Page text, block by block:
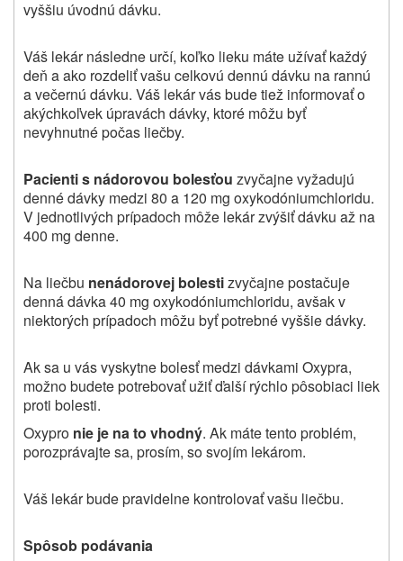
vyššiu úvodnú dávku.
Váš lekár následne určí, koľko lieku máte užívať každý
deň a ako rozdeliť vašu celkovú dennú dávku na rannú
a večernú dávku. Váš lekár vás bude tiež informovať o
akýchkoľvek úpravách dávky, ktoré môžu byť
nevyhnutné počas liečby.
Pacienti s nádorovou bolesťou zvyčajne vyžadujú
denné dávky medzi 80 a 120 mg oxykodóniumchloridu.
V jednotlivých prípadoch môže lekár zvýšiť dávku až na
400 mg denne.
Na liečbu nenádorovej bolestizvyčajne postačuje
denná dávka 40 mg oxykodóniumchloridu, avšak v
niektorých prípadoch môžu byť potrebné vyššie dávky.
Ak sa u vás vyskytne bolesť medzi dávkami Oxypra,
možno budete potrebovať užiť ďalší rýchlo pôsobiaci liek
proti bolesti.
Oxypro nie je nato vhodný. Ak máte tento problém,
porozprávajte sa, prosím, so svojím lekárom.
Váš lekár bude pravidelne kontrolovať vašu liečbu.
Spôsob podávania